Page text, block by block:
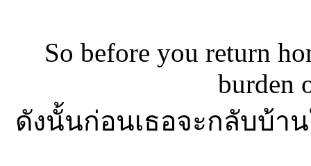
So before you return
burden
ดังนั้นก่อนเธอจะกลับบ้า